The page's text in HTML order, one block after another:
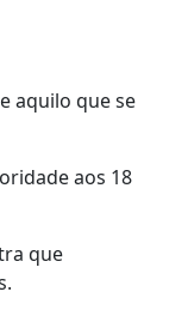
aquilo que se
aos 18
que